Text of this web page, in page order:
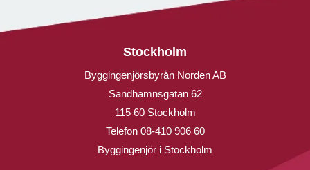
Stockholm
Byggingenjörsbyrån Norden AB
Sandhamnsgatan 62
115 60 Stockholm
Telefon 08-410 906 60
Byggingenjör i Stockholm